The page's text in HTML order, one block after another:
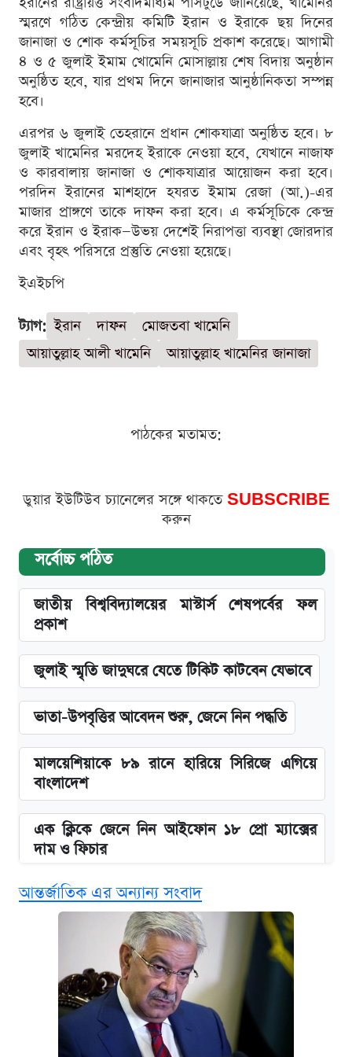
স্মরণে গঠিত কেন্দ্রীয় কমিটি ইরান ও ইরাকে ছয় দিনের
জানাজা ও শোক কর্মসূচির সময়সূচি প্রকাশ করেছে। আগামী
৪ ও ৫ জুলাই ইমাম খোমেনি মোসাল্লায় শেষ বিদায় অনুষ্ঠান
অনুষ্ঠিত হবে, যার প্রথম দিনে জানাজার আনুষ্ঠানিকতা সম্পন্ন
হবে।
এরপর ৬ জুলাই তেহরানে প্রধান শোকযাত্রা অনুষ্ঠিত হবে। ৮
জুলাই খামেনির মরদেহ ইরাকে নেওয়া হবে, যেখানে নাজাফ
ও কারবালায় জানাজা ও শোকযাত্রার আয়োজন করা হবে।
পরদিন ইরানের মাশহাদে হযরত ইমাম রেজা (আ.)-এর
মাজার প্রাঙ্গণে তাকে দাফন করা হবে। এ কর্মসূচিকে কেন্দ্র
করে ইরান ও ইরাক—উভয় দেশেই নিরাপত্তা ব্যবস্থা জোরদার
এবং বৃহৎ পরিসরে প্রস্তুতি নেওয়া হয়েছে।
ইএইচপি
ট্যাগ: ইরান দাফন
মোজতবা খামেনি
আয়াতুল্লাহ আলী খামেনি
আয়াতুল্লাহ খামেনির জানাজা
পাঠকের মতামত:
ডুয়ার ইউটিউব চ্যানেলের সঙ্গে থাকতে SUBSCRIBE
করুন
সর্বোচ্চ পঠিত
জাতীয় বিশ্ববিদ্যালয়ের মাস্টার্স শেষপর্বের ফল
প্রকাশ
জুলাই স্মৃতি জাদুঘরে যেতে টিকিট কাটবেন যেভাবে
ভাতা-উপবৃত্তির আবেদন শুরু, জেনে নিন পদ্ধতি
মালয়েশিয়াকে ৮৯ রানে হারিয়ে সিরিজে এগিয়ে
বাংলাদেশ
এক ক্লিকে জেনে নিন আইফোন ১৮ প্রো ম্যাক্সের
দাম ও ফিচার
নবম জাতীয় পে-স্কেল নিয়ে সর্বশেষ যা জানা গেল
পাঁচ দপ্তরে নতুন সচিব নিয়োগ দিল সরকার
আজকের বাজারে স্বর্ণ-রুপার দাম (৫ আগস্ট)
কবে হবে মেডিকেল ভর্তি পরীক্ষা, জানা গেল যা
আন্তর্জাতিক এর অন্যান্য সংবাদ